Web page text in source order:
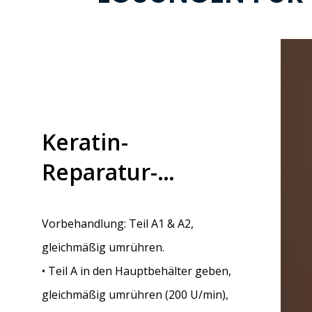
Keratin-
Reparatur-
Vorbehandlung: Teil A1 & A2,
gleichmäßig umrühren.
• Teil A in den Hauptbehälter geben,
gleichmäßig umrühren (200 U/min),
• Teil A in
gleichmäßig
Mischung